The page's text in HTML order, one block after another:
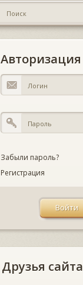
Авторизация
Забыли пароль?
Регистрация
Друзья сайта